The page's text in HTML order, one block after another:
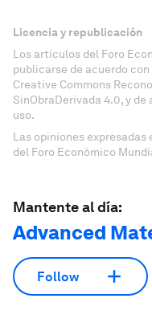
Licencia y republicación
Los artículos del Foro
publicarse de acuerdo
Creative Commons
SinObraDerivada 4.0, y
uso.
Las opiniones
del Foro Económico
Mantente al día:
Advanced
Follow